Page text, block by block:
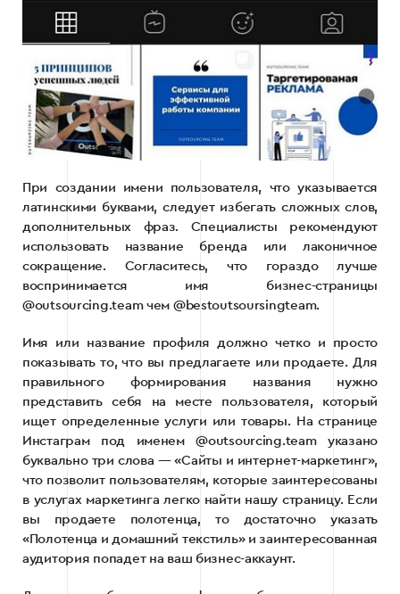
При создании имени пользователя, что указывается
латинскими буквами, следует избегать сложных слов,
дополнительных фраз. Специалисты рекомендуют
использовать название бренда или лаконичное
сокращение. Согласитесь, что гораздо лучше
воспринимается имя бизнес-страницы
@outsourcing.team чем @bestoutsoursingteam.
Имя или название профиля должно четко и просто
показывать то, что вы предлагаете или продаете. Для
правильного формирования названия нужно
представить себя на месте пользователя, который
ищет определенные услуги или товары. На странице
Инстаграм под именем @outsourcing.team указано
буквально три слова — «Сайты и интернет-маркетинг»,
что позволит пользователям, которые заинтересованы
в услугах маркетинга легко найти нашу страницу. Если
вы продаете полотенца, то достаточно указать
«Полотенца и домашний текстиль» и заинтересованная
аудитория попадет на ваш бизнес-аккаунт.